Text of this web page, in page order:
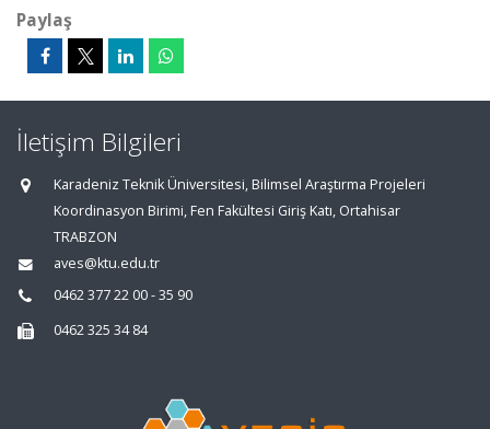
Paylaş
İletişim Bilgileri
Karadeniz Teknik Üniversitesi, Bilimsel Araştırma Projeleri
Koordinasyon Birimi, Fen Fakültesi Giriş Katı, Ortahisar
TRABZON
aves@ktu.edu.tr
0462 377 22 00 - 35 90
0462 325 34 84